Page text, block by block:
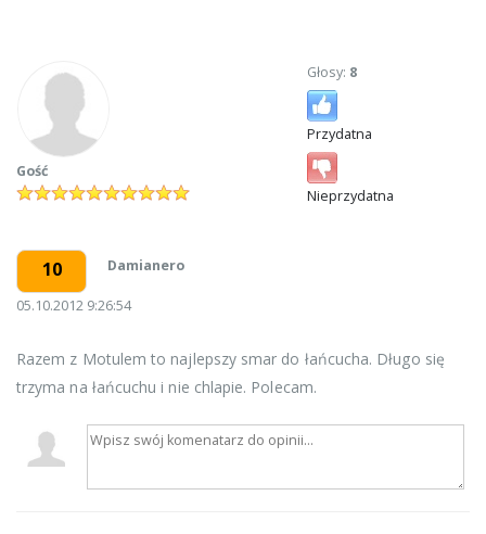
Gość
Głosy: 8
Przydatna
Nieprzydatna
10 Damianero
05.10.2012 9:26:54
Razem z Motulem to najlepszy smar do łańcucha. Długo się
trzyma na łańcuchu i nie chlapie. Polecam.